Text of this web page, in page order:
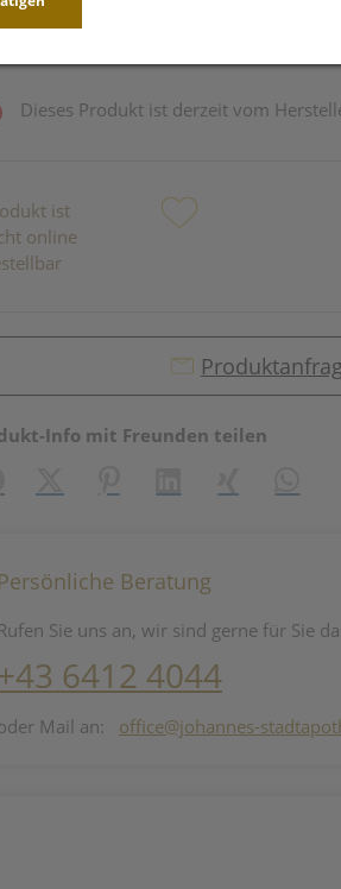
Dieses Produkt ist derzeit vom
ist
online
Info mit Freunden teilen
Persönliche Beratung
Rufen Sie uns an, wir sind gerne für Sie
6412 4044
Mail an: office@johannes-